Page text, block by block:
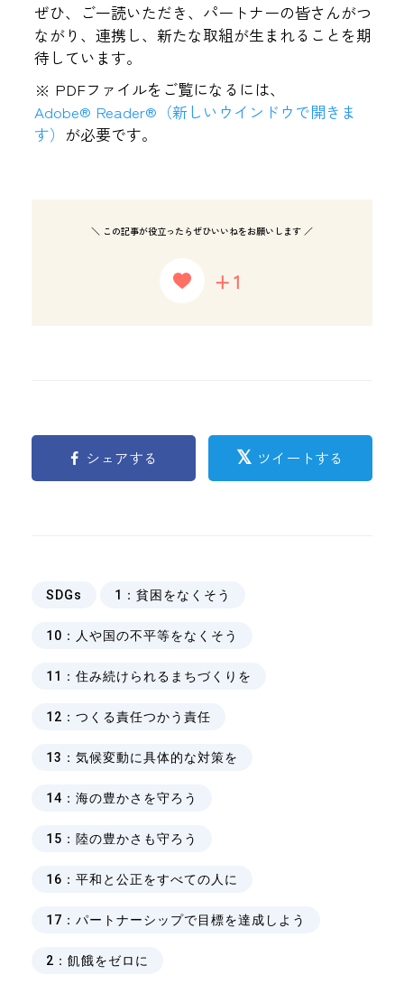
ぜひ、ご一読いただき、パートナーの皆さんがつ
ながり、連携し、新たな取組が生まれることを期
待しています。
※ PDFファイルをご覧になるには、
Adobe® Reader® （新しいウインドウで開きま
す） が必要です。
＼ この記事が役立ったらぜひいいねをお願いします ／
+1
シェアする ツイートする
SDGs 1：貧困をなくそう
10：人や国の不平等をなくそう
11：住み続けられるまちづくりを
12：つくる責任つかう責任
13：気候変動に具体的な対策を
14：海の豊かさを守ろう
15：陸の豊かさも守ろう
16：平和と公正をすべての人に
17：パートナーシップで目標を達成しよう
2：飢餓をゼロに